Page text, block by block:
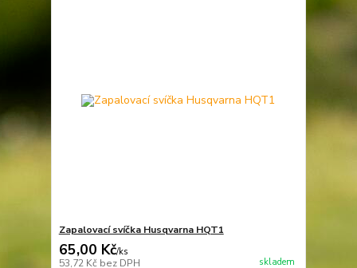
Zapalovací svíčka Husqvarna HQT1
65,00 Kč/ks
53,72 Kč bez DPH skladem